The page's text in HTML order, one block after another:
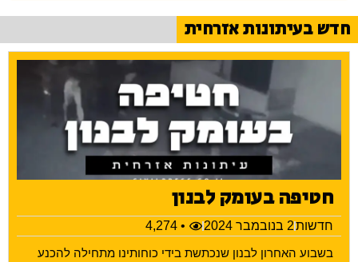
חדש בעיתונות אזרחית
חטיפה בעומק לבנון
חדשות2 בנובמבר 2024
• 4,274
בשבוע האחרון לבנון שנכתשת בידי כוחותינו מתחילה להכנע